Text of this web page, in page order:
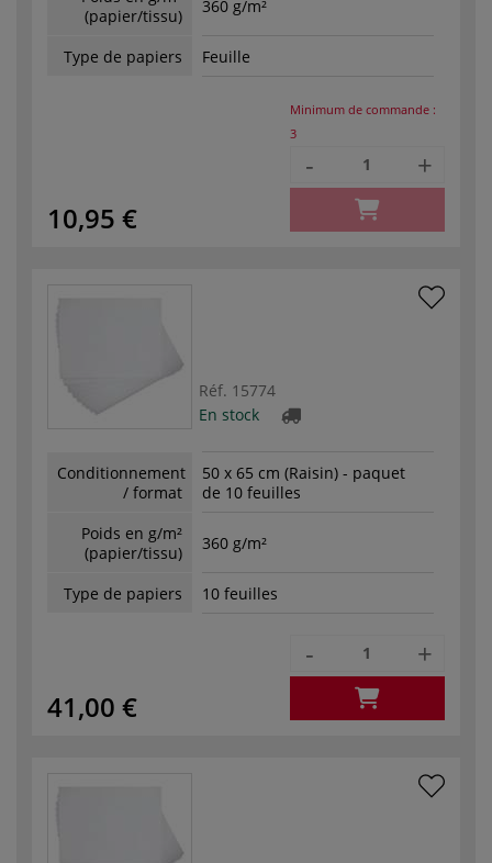
(papier/tissu)
360 g/m²
Type de papiers Feuille
10,95 €
Minimum de commande :
3
- +
Réf. 15774
En stock
Conditionnement
/ format
50 x 65 cm (Raisin) - paquet
de 10 feuilles
Poids en g/m²
(papier/tissu)
360 g/m²
Type de papiers 10 feuilles
41,00 €
- +